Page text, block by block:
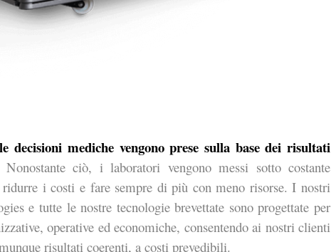
mediche vengono prese sulla base dei risultati
Nonostante ciò, i laboratori vengono messi sotto costante
ridurre i costi e fare sempre di più con meno risorse. I nostri
e tutte le nostre tecnologie brevettate sono progettate per
operative ed economiche, consentendo ai nostri clienti
risultati coerenti, a costi prevedibili.